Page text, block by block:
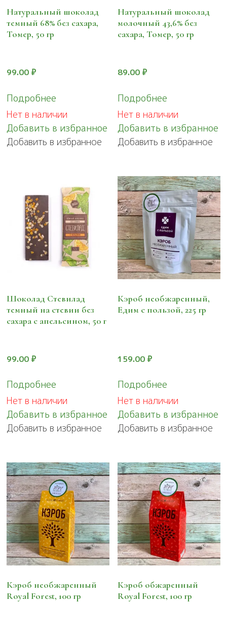
Натуральный шоколад
темный 68% без сахара,
Томер, 50 гр
99.00 ₽
Подробнее
Нет в наличии
Добавить в избранное
Добавить в избранное
Натуральный шоколад
молочный 43,6% без
сахара, Томер, 50 гр
89.00₽
Подробнее
Нет в наличии
Добавить в избранное
Добавить в избранное
Шоколад Стевилад
темный на стевии без
сахара с апельсином, 50 г
99.00 ₽
Подробнее
Нет в наличии
Добавить в избранное
Добавить в избранное
Кэроб необжаренный,
Едим с пользой, 225 гр
159.00₽
Подробнее
Нет в наличии
Добавить в избранное
Добавить в избранное
Кэроб необжаренный
Royal Forest, 100 гр
Кэроб обжаренный
Royal Forest, 100 гр